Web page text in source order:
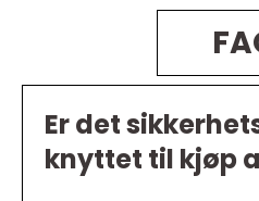
Er det
knyttet til kjøp